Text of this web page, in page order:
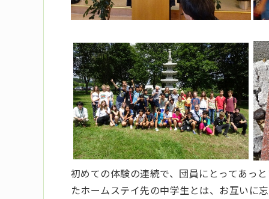
初めての体験の連続で、団員にとってあっ
たホームステイ先の中学生とは、お互いに